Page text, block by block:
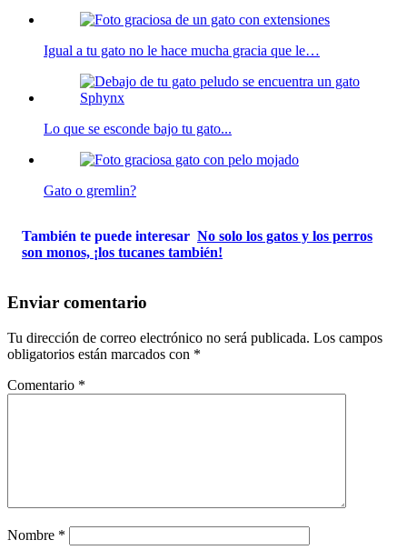
Igual a tu gato no le hace mucha gracia que le…
Lo que se esconde bajo tu gato...
Gato o gremlin?
También te puede interesar No solo los gatos y los perros
son monos, ¡los tucanes también!
Enviar comentario
Tu dirección de correo electrónico no será publicada. Los campos
obligatorios están marcados con *
Comentario *
Nombre *